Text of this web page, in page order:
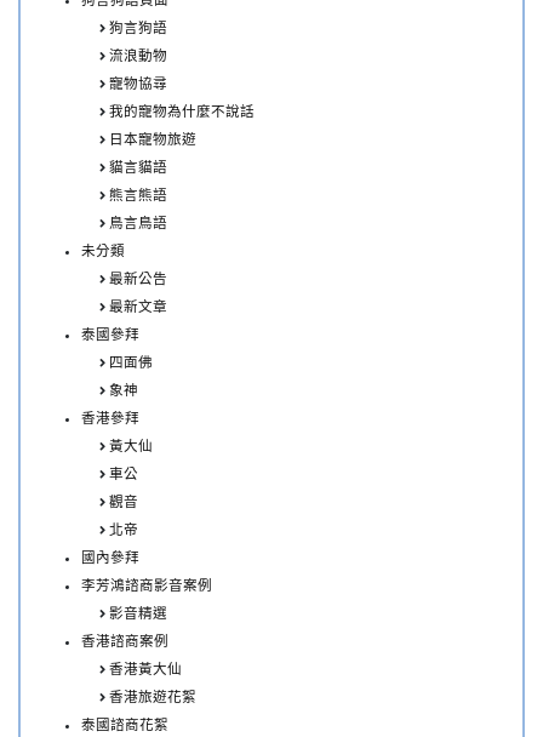
狗言狗語
流浪動物
寵物協尋
我的寵物為什麼不說話
日本寵物旅遊
貓言貓語
熊言熊語
鳥言鳥語
未分類
最新公告
最新文章
泰國參拜
四面佛
象神
香港參拜
黃大仙
車公
觀音
北帝
國內參拜
李芳鴻諮商影音案例
影音精選
香港諮商案例
香港黃大仙
香港旅遊花絮
泰國諮商花絮